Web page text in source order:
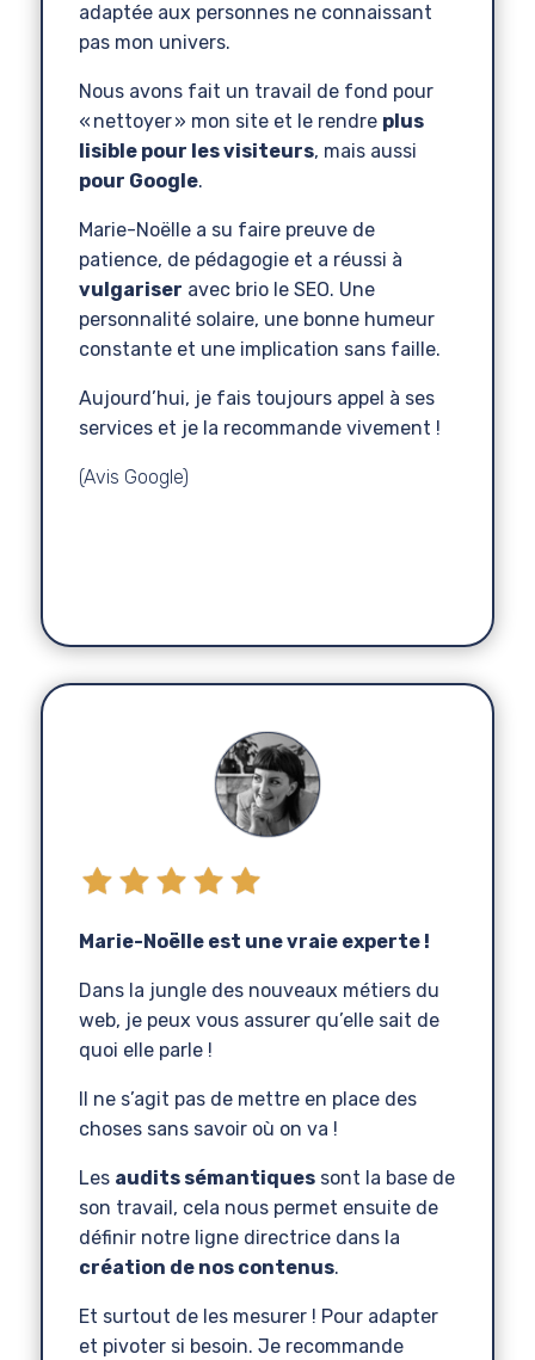
adaptée aux personnes ne connaissant
pas mon univers.
Nous avons fait un travail de fond pour
« nettoyer » mon site et le rendre plus
lisible pour les visiteurs, mais aussi
pour Google.
Marie-Noëlle a su faire preuve de
patience, de pédagogie et a réussi à
vulgariser avec brio le SEO. Une
personnalité solaire, une bonne humeur
constante et une implication sans faille.
Aujourd’hui, je fais toujours appel à ses
services et je la recommande vivement !
(Avis Google)
Marie-Noëlle est une vraie experte !
Dans la jungle des nouveaux métiers du
web, je peux vous assurer qu’elle sait de
quoi elle parle !
Il ne s’agit pas de mettre en place des
choses sans savoir où on va !
Les audits sémantiquessont la base de
son travail, cela nous permet ensuite de
définir notre ligne directrice dans la
création de nos contenus.
Et surtout de les mesurer ! Pour adapter
et pivoter si besoin. Je recommande